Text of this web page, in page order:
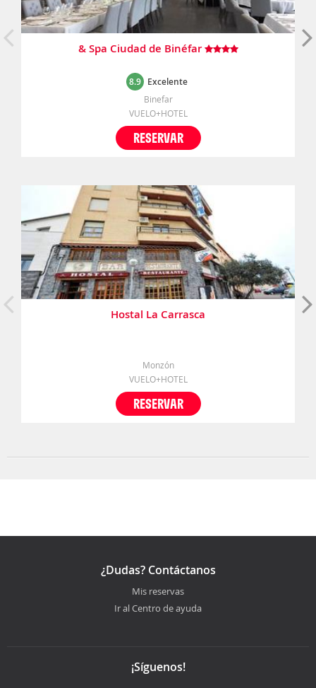
& Spa Ciudad de Binéfar
8.9 Excelente
Binefar
VUELO+HOTEL
RESERVAR
Hostal La Carrasca
Monzón
VUELO+HOTEL
RESERVAR
¿Dudas? Contáctanos
Mis reservas
Ir al Centro de ayuda
¡Síguenos!